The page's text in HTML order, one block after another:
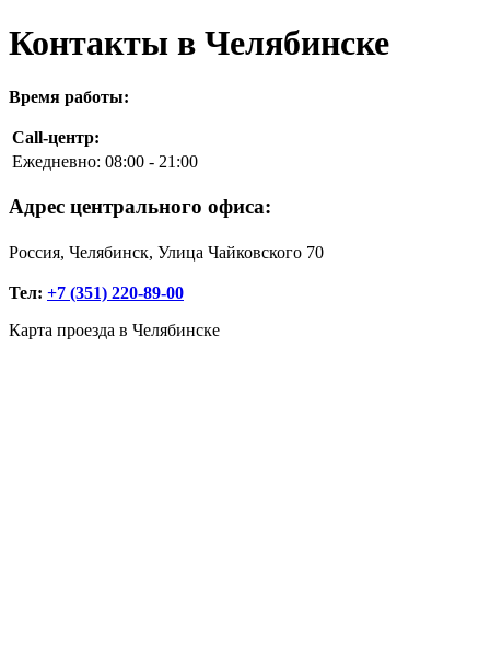
Контакты в Челябинске
Время работы:
Call-центр:
Ежедневно: 08:00 - 21:00
Адрес центрального офиса:
Россия, Челябинск, Улица Чайковского 70
Тел: +7 (351) 220-89-00
Карта проезда в Челябинске